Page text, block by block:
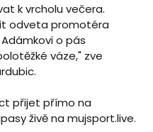
k vrcholu večera.
odveta promotéra
o pás
váze," zve
přijet přímo na
živě na mujsport.live.